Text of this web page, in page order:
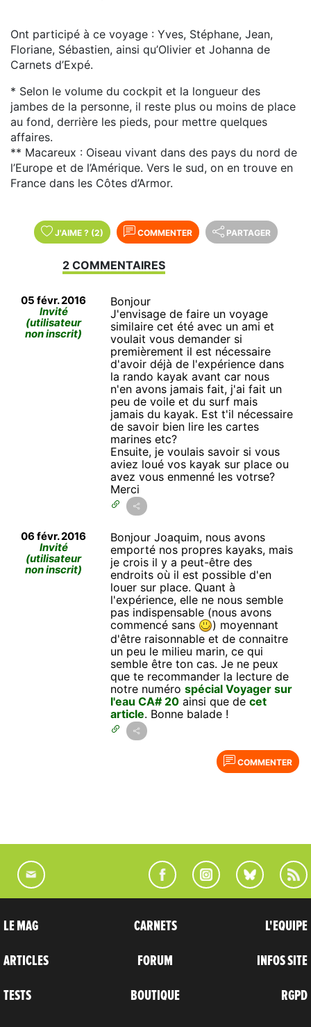
Ont participé à ce voyage : Yves, Stéphane, Jean,
Floriane, Sébastien, ainsi qu’Olivier et Johanna de
Carnets d’Expé.
* Selon le volume du cockpit et la longueur des
jambes de la personne, il reste plus ou moins de place
au fond, derrière les pieds, pour mettre quelques
affaires.
** Macareux : Oiseau vivant dans des pays du nord de
l’Europe et de l’Amérique. Vers le sud, on en trouve en
France dans les Côtes d’Armor.
J'AIME ? (2) COMMENTER PARTAGER
2 COMMENTAIRES
05 févr. 2016
Invité
(utilisateur
non inscrit)
Bonjour
J'envisage de faire un voyage
similaire cet été avec un ami et
voulait vous demander si
premièrement il est nécessaire
d'avoir déjà de l'expérience dans
la rando kayak avant car nous
n'en avons jamais fait, j'ai fait un
peu de voile et du surf mais
jamais du kayak. Est t'il nécessaire
de savoir bien lire les cartes
marines etc?
Ensuite, je voulais savoir si vous
aviez loué vos kayak sur place ou
avez vous enmenné les votrse?
Merci
06 févr. 2016
Invité
(utilisateur
non inscrit)
Bonjour Joaquim, nous avons
emporté nos propres kayaks, mais
je crois il y a peut-être des
endroits où il est possible d'en
louer sur place. Quant à
l'expérience, elle ne nous semble
pas indispensable (nous avons
commencé sans
) moyennant
d'être raisonnable et de connaitre
un peu le milieu marin, ce qui
semble être ton cas. Je ne peux
que te recommander la lecture de
notre numérospécial Voyager sur
l'eau CA# 20 ainsi que decet
article. Bonne balade !
COMMENTER
LE MAG
ARTICLES
TESTS
CARNETS
FORUM
BOUTIQUE
L'EQUIPE
INFOS SITE
RGPD